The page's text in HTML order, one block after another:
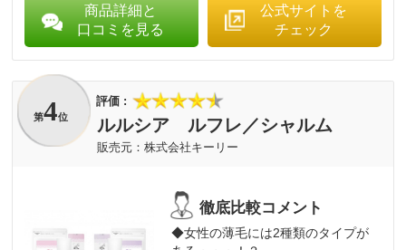
商品詳細と
口コミを見る
公式サイトを
チェック
第4位 ルルシア ルフレ／シャルム
株式会社キーリー
◆女性の薄毛には2種類のタイプが